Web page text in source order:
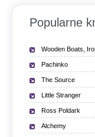
Popularne
Wooden Boats,
Pachinko
The Source
Little Stranger
Ross Poldark
Alchemy